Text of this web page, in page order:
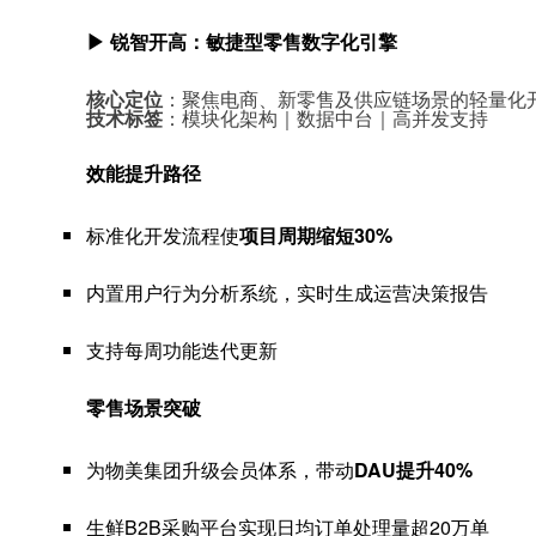
▶ 锐智开高：敏捷型零售数字化引擎
核心定位 ：聚焦电商、新零售及供应链场景的轻量化
技术标签 ：模块化架构｜数据中台｜高并发支持
效能提升路径
标准化开发流程使项目周期缩短30%
内置用户行为分析系统，实时生成运营决策报告
支持每周功能迭代更新
零售场景突破
为物美集团升级会员体系，带动DAU提升40%
生鲜B2B采购平台实现日均订单处理量超20万单